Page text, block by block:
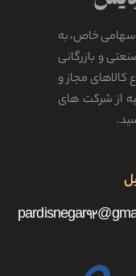
خاص، به
صنعتی و بازرگانی
کالاهای مجاز و
از شرکت های